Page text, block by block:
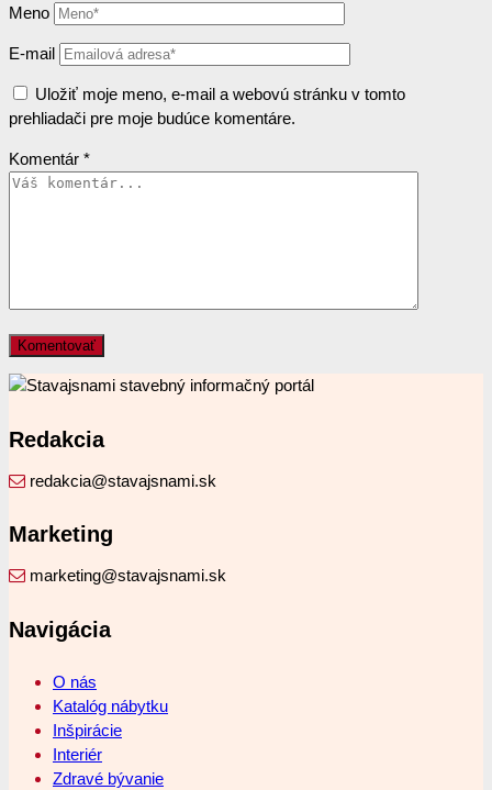
Meno
E-mail
Uložiť moje meno, e-mail a webovú stránku v tomto
prehliadači pre moje budúce komentáre.
Komentár *
Redakcia
redakcia@stavajsnami.sk
Marketing
marketing@stavajsnami.sk
Navigácia
O nás
Katalóg nábytku
Inšpirácie
Interiér
Zdravé bývanie